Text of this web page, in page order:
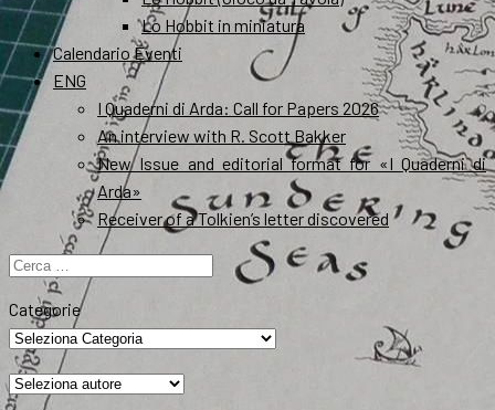
Lo Hobbit in miniatura
Calendario Eventi
ENG
I Quaderni di Arda: Call for Papers 2026
An interview with R. Scott Bakker
New Issue and editorial format for «I Quaderni di
Arda»
Receiver of a Tolkien’s letter discovered
Ricerca
Categorie